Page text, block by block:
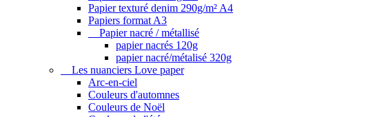
Papier texturé denim 290g/m² A4
Papiers format A3
Papier nacré / métallisé
papier nacrés 120g
papier nacré/métalisé 320g
Les nuanciers Love paper
Arc-en-ciel
Couleurs d'automnes
Couleurs de Noël